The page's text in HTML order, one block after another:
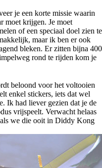
je een korte missie waarin
moet krijgen. Je moet
of een speciaal doel zien te
maar ik ben er ook
bleken. Er zitten bijna 400
rond te rijden kom je
beloond voor het voltooien
enkel stickers, iets dat wel
Ik had liever gezien dat je de
vrijspeelt. Verwacht helaas
we die ooit in Diddy Kong